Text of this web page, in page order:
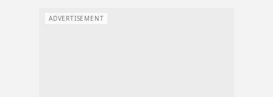
ADVERTISEMENT